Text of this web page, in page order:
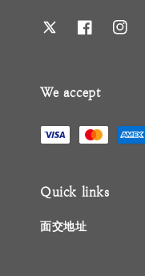
We accept
Quick links
面交地址